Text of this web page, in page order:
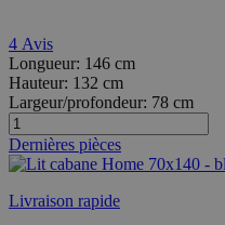
4 Avis
Longueur: 146 cm
Hauteur: 132 cm
Largeur/profondeur: 78 cm
Dernières pièces
Livraison rapide